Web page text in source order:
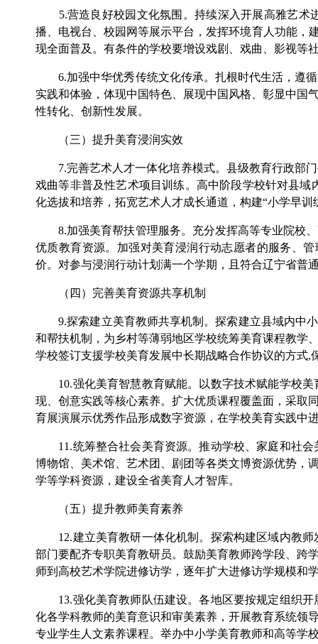
5.营造良好校园文化氛围。持续深入开展高雅艺术
播、电视台、校园网等展示平台，发挥环境育人功能，
现全面普及。有条件的学校要增设戏剧、戏曲、影视等
6.加强中华优秀传统文化传承。扎根时代生活，遵循
实践和体验，体现中国特色、展现中国风格、彰显中国
性转化、创新性发展。
（三）提升美育浸润实效
7.完善艺术人才一体化培养模式。县级教育行政部门
戏曲等非普及性艺术项目训练。高中阶段学校针对县
化选拔和培养，拓宽艺术人才成长通道，构建“小学早
8.加强美育帮扶管理服务。充分发挥高等专业院校、
优质教育资源。加强对美育浸润行动志愿者的服务、
价。对参与浸润行动计划满一个学期，且符合辽宁省普
（四）完善美育资源共享机制
9.探索建立美育教师共享机制。探索建立县域内中小
和帮扶机制，为乡村等薄弱地区学校统筹美育课程教学
学校签订支援学校美育发展中长期战略合作协议的方式
10.强化美育智慧教育赋能。以数字技术赋能学校美
现、创意实践等核心素养。扩大优质课程覆盖面，采取
育展演展示优秀作品形成数字资源，在学校美育实践中
11.统筹整合社会美育资源。推动学校、家庭和社会
博物馆、美术馆、艺术团、剧团等各类文博资源优势，
学等学科资源，建设全省美育人才智库。
（五）提升教师美育素养
12.建立美育教研一体化机制。探索构建区域内教师
部门要配齐专职美育教研员。鼓励美育教师跨学段、跨
师到高校艺术学院进修访学，逐年扩大进修访学规模和
13.强化美育教师队伍建设。各地区要按规定组织开
化各学科教师的美育意识和审美素养，开展教育系统领
专业学生人文素养课程。举办中小学美育教师和高等学